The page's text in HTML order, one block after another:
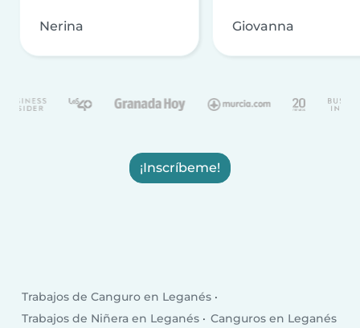
Nerina Giovanna
¡Inscríbeme!
Trabajos de Canguro en Leganés
Trabajos de Niñera en Leganés
Canguros en Leganés